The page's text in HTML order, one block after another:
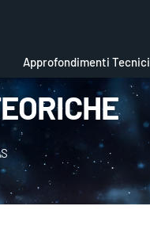
Approfondimenti Tecnici